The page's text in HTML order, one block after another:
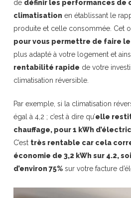
de définir les performances de
climatisation en établissant le
produite et celle consommée. Cet
pour vous permettre de faire
plus adapté à votre logement et
rentabilité rapide de votre
climatisation réversible.
Par exemple, si la climatisation
égal à 4,2 ; c’est à dire qu’elle
chauffage, pour 1 kWh
C’est très rentable car cela
économie de 3,2 kWh sur 4.2,
d’environ 75% sur votre facture